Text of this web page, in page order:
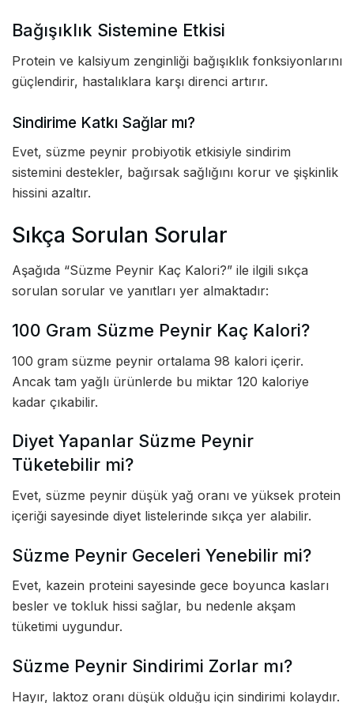
Bağışıklık Sistemine Etkisi
Protein ve kalsiyum zenginliği bağışıklık fonksiyonlarını
güçlendirir, hastalıklara karşı direnci artırır.
Sindirime Katkı Sağlar mı?
Evet, süzme peynir probiyotik etkisiyle sindirim
sistemini destekler, bağırsak sağlığını korur ve şişkinlik
hissini azaltır.
Sıkça Sorulan Sorular
Aşağıda “Süzme Peynir Kaç Kalori?” ile ilgili sıkça
sorulan sorular ve yanıtları yer almaktadır:
100 Gram Süzme Peynir Kaç Kalori?
100 gram süzme peynir ortalama 98 kalori içerir.
Ancak tam yağlı ürünlerde bu miktar 120 kaloriye
kadar çıkabilir.
Diyet Yapanlar Süzme Peynir
Tüketebilir mi?
Evet, süzme peynir düşük yağ oranı ve yüksek protein
içeriği sayesinde diyet listelerinde sıkça yer alabilir.
Süzme Peynir Geceleri Yenebilir mi?
Evet, kazein proteini sayesinde gece boyunca kasları
besler ve tokluk hissi sağlar, bu nedenle akşam
tüketimi uygundur.
Süzme Peynir Sindirimi Zorlar mı?
Hayır, laktoz oranı düşük olduğu için sindirimi kolaydır.